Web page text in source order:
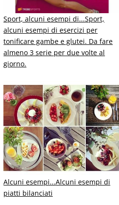
Sport, alcuni esempi di...Sport,
alcuni esempi di esercizi per
tonificare gambe e glutei. Da fare
almeno 3 serie per due volte al
giorno.
Alcuni esempi...Alcuni esempi di
piatti bilanciati